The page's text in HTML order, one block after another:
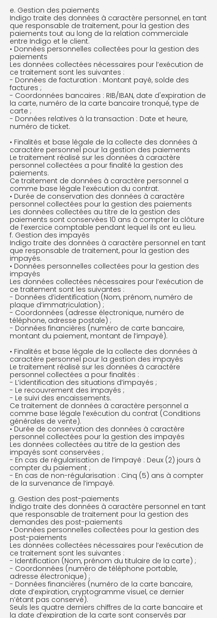
e. Gestion des paiements
Indigo traite des données à caractère personnel, en tant
que responsable de traitement, pour la gestion des
paiements tout au long de la relation commerciale
entre Indigo et le client.
• Données personnelles collectées pour la gestion des
paiements
Les données collectées nécessaires pour l’exécution de
ce traitement sont les suivantes :
- Données de facturation : Montant payé, solde des
factures ;
- Coordonnées bancaires : RIB/IBAN, date d'expiration de
la carte, numéro de la carte bancaire tronqué, type de
carte ;
- Données relatives à la transaction : Date et heure,
numéro de ticket.
• Finalités et base légale de la collecte des données à
caractère personnel pour la gestion des paiements
Le traitement réalisé sur les données à caractère
personnel collectées a pour finalité la gestion des
paiements.
Ce traitement de données à caractère personnel a
comme base légale l’exécution du contrat.
• Durée de conservation des données à caractère
personnel collectées pour la gestion des paiements
Les données collectées au titre de la gestion des
paiements sont conservées 10 ans à compter la clôture
de l’exercice comptable pendant lequel ils ont eu lieu.
f. Gestion des impayés
Indigo traite des données à caractère personnel en tant
que responsable de traitement, pour la gestion des
impayés.
• Données personnelles collectées pour la gestion des
impayés
Les données collectées nécessaires pour l’exécution de
ce traitement sont les suivantes :
- Données d’identification (Nom, prénom, numéro de
plaque d’immatriculation) ;
- Coordonnées (adresse électronique, numéro de
téléphone, adresse postale) ;
- Données financières (numéro de carte bancaire,
montant du paiement, montant de l’impayé).
• Finalités et base légale de la collecte des données à
caractère personnel pour la gestion des impayés
Le traitement réalisé sur les données à caractère
personnel collectées a pour finalités :
- L’identification des situations d’impayés ;
- Le recouvrement des impayés ;
- Le suivi des encaissements.
Ce traitement de données à caractère personnel a
comme base légale l’exécution du contrat (Conditions
générales de vente).
• Durée de conservation des données à caractère
personnel collectées pour la gestion des impayés
Les données collectées au titre de la gestion des
impayés sont conservées ;
- En cas de régularisation de l’impayé : Deux (2) jours à
compter du paiement ;
- En cas de non-régularisation : Cinq (5) ans à compter
de la survenance de l’impayé.
g. Gestion des post-paiements
Indigo traite des données à caractère personnel en tant
que responsable de traitement pour la gestion des
demandes des post-paiements
• Données personnelles collectées pour la gestion des
post-paiements
Les données collectées nécessaires pour l’exécution de
ce traitement sont les suivantes :
- Identification (Nom, prénom du titulaire de la carte) ;
- Coordonnées (numéro de téléphone portable,
adresse électronique) ;
- Données financières (numéro de la carte bancaire,
date d’expiration, cryptogramme visuel, ce dernier
n’étant pas conservé).
Seuls les quatre derniers chiffres de la carte bancaire et
la date d’expiration de la carte sont conservés par